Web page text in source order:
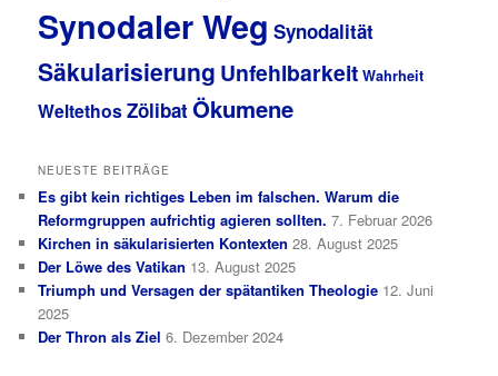
Synodaler Weg Synodalität
Säkularisierung Unfehlbarkeit Wahrheit
WeltethosZölibatÖkumene
NEUESTE BEITRÄGE
Es gibt kein richtiges Leben im falschen. Warum die
Reformgruppen aufrichtig agieren sollten. 7. Februar 2026
Kirchen in säkularisierten Kontexten 28. August 2025
Der Löwe des Vatikan 13. August 2025
Triumph und Versagen der spätantiken Theologie 12. Juni
2025
Der Thron als Ziel 6. Dezember 2024